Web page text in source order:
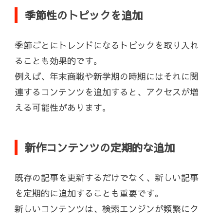
季節性のトピックを追加
季節ごとにトレンドになるトピックを取り入れ
ることも効果的です。
例えば、年末商戦や新学期の時期にはそれに関
連するコンテンツを追加すると、アクセスが増
える可能性があります。
新作コンテンツの定期的な追加
既存の記事を更新するだけでなく、新しい記事
を定期的に追加することも重要です。
新しいコンテンツは、検索エンジンが頻繁にク